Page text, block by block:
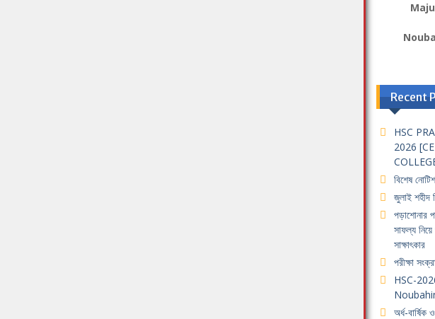
Recent
HSC
2026
বিশেষ নোটিশ
জুলাই শহীদ
পড়াশোনার
সাফল্য নিয়ে
সাক্ষাৎকার
পরীক্ষা
HSC-
অর্ধ-বার্ষিক